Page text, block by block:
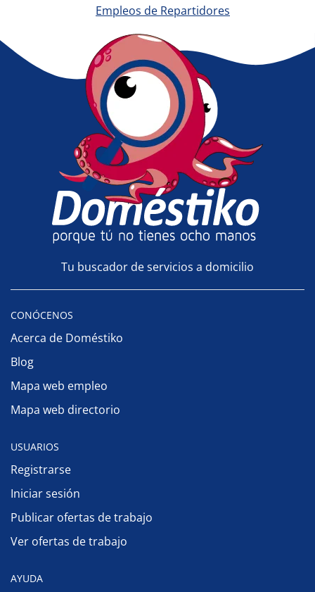
Empleos de Repartidores
Tu buscador de servicios a domicilio
CONÓCENOS
Acerca de Doméstiko
Blog
Mapa web empleo
Mapa web directorio
USUARIOS
Registrarse
Iniciar sesión
Publicar ofertas de trabajo
Ver ofertas de trabajo
AYUDA